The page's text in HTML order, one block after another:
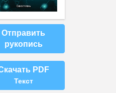
Отправить
рукопись
PDF
Текст